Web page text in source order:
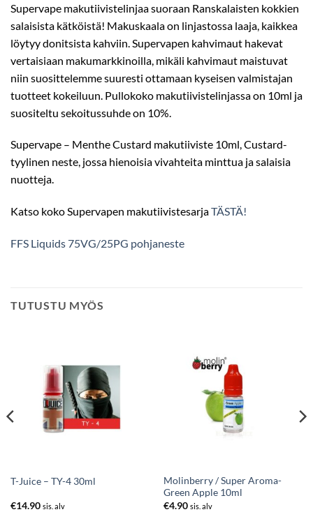
Supervape makutiivistelinjaa suoraan Ranskalaisten kokkien
salaisista kätköistä! Makuskaala on linjastossa laaja, kaikkea
löytyy donitsista kahviin. Supervapen kahvimaut hakevat
vertaisiaan makumarkkinoilla, mikäli kahvimaut maistuvat
niin suosittelemme suuresti ottamaan kyseisen valmistajan
tuotteet kokeiluun. Pullokoko makutiivistelinjassa on 10ml ja
suositeltu sekoitussuhde on 10%.
Supervape – Menthe Custard makutiiviste 10ml, Custard-
tyylinen neste, jossa hienoisia vivahteita minttua ja salaisia
nuotteja.
Katso koko Supervapen makutiivistesarjaTÄSTÄ!
FFS Liquids 75VG/25PG pohjaneste
TUTUSTU MYÖS
T-Juice – TY-4 30ml
€14.90 sis. alv
Molinberry / Super Aroma-
Green Apple 10ml
€4.90 sis. alv